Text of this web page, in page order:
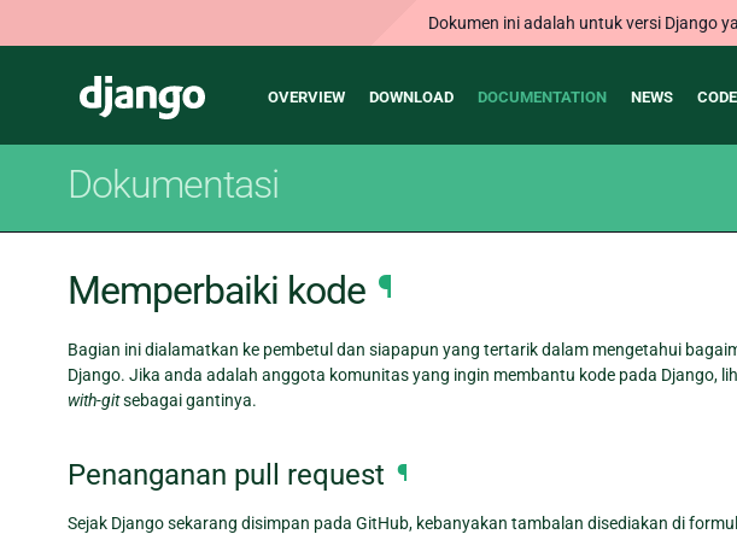
Dokumen ini adalah untuk versi Django
Django
Main
OVERVIEW DOWNLOAD DOCUMENTATION NEWS CODE
Dokumentasi
Memperbaiki kode ¶
Bagian ini dialamatkan ke pembetul dan siapapun yang tertarik dalam mengetahui
Django. Jika anda adalah anggota komunitas yang ingin membantu kode pada Django,
with-gitsebagai gantinya.
Penanganan pull request ¶
Sejak Django sekarang disimpan pada GitHub, kebanyakan tambalan disediakan di